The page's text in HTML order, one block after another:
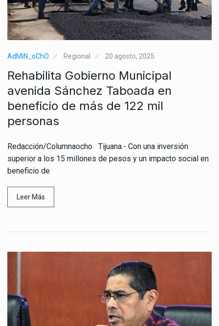
AdMiN_oChO Regional 20 agosto, 2025
Rehabilita Gobierno Municipal
avenida Sánchez Taboada en
beneficio de más de 122 mil
personas
Redacción/Columnaocho Tijuana.- Con una inversión
superior a los 15 millones de pesos y un impacto social en
beneficio de
Leer Más